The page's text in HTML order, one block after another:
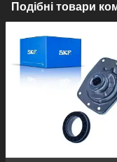
Подібні товари